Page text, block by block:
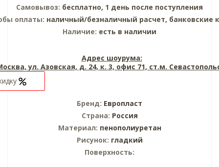
Самовывоз: бесплатно, 1 день после поступления
оплаты: наличный/безналичный расчет, банковские
Наличие: есть в наличии
Адрес шоурума:
ул. Азовская, д. 24, к. 3, офис 71, ст.м.
Бренд: Европласт
Страна: Россия
Материал: пенополиуретан
Рисунок: гладкий
Поверхность: